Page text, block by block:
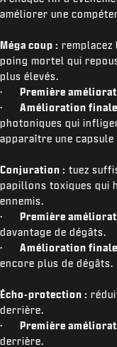
améliorer une
Méga coup : remplacez
poing mortel qui
plus élevés.
·
Première
· Amélioration
photoniques qui
apparaître une capsule
Conjuration : tuez
papillons toxiques qui
ennemis.
·
Première
davantage de dégâts.
· Amélioration
encore plus de dégâts.
Écho-protection :
derrière.
·
Première
derrière.